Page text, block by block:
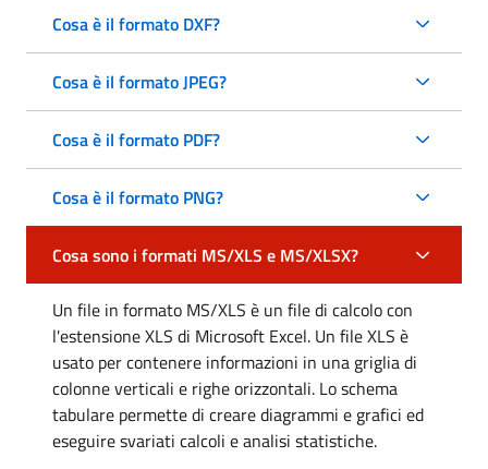
Cosa è il formato DXF?
Cosa è il formato JPEG?
Cosa è il formato PDF?
Cosa è il formato PNG?
Cosa sono i formati MS/XLS e MS/XLSX?
Un file in formato MS/XLS è un file di calcolo con
l'estensione XLS di Microsoft Excel. Un file XLS è
usato per contenere informazioni in una griglia di
colonne verticali e righe orizzontali. Lo schema
tabulare permette di creare diagrammi e grafici ed
eseguire svariati calcoli e analisi statistiche.